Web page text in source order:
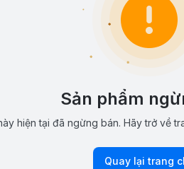
Sản phẩm
hiện tại đã ngừng bán. Hãy trở về
Quay lại trang